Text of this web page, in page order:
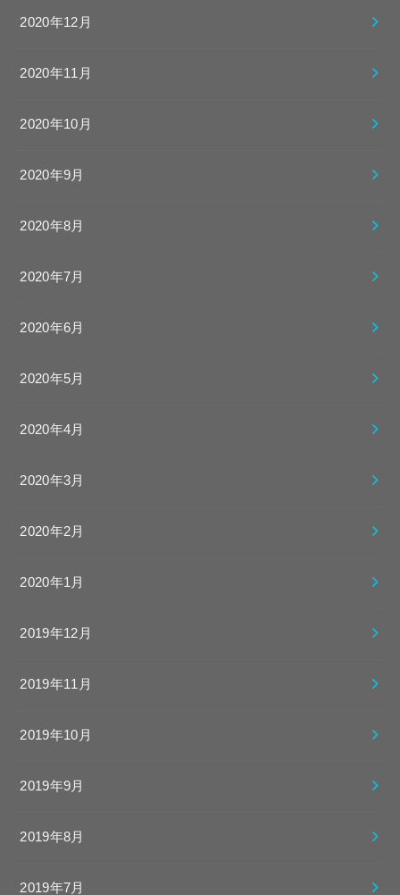
2020年12月
2020年11月
2020年10月
2020年9月
2020年8月
2020年7月
2020年6月
2020年5月
2020年4月
2020年3月
2020年2月
2020年1月
2019年12月
2019年11月
2019年10月
2019年9月
2019年8月
2019年7月